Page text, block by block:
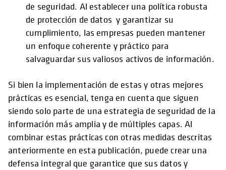
de seguridad. Al establecer una política robusta
de protección de datos y garantizar su
cumplimiento, las empresas pueden mantener
un enfoque coherente y práctico para
salvaguardar sus valiosos activos de información.
Si bien la implementación de estas y otras mejores
prácticas es esencial, tenga en cuenta que siguen
siendo solo parte de una estrategia de seguridad de la
información más amplia y de múltiples capas. Al
combinar estas prácticas con otras medidas descritas
anteriormente en esta publicación, puede crear una
defensa integral que garantice que sus datos y